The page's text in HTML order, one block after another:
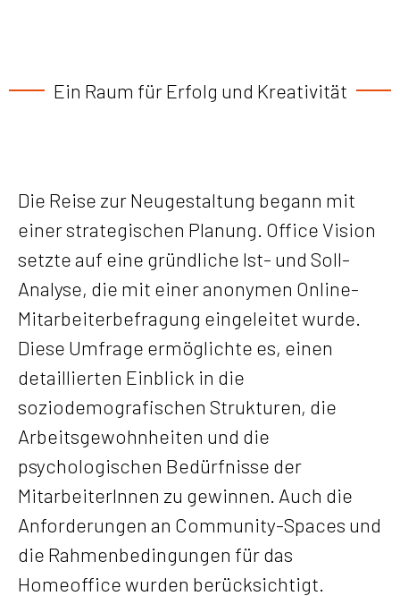
Ein Raum für Erfolg und Kreativität
Die Reise zur Neugestaltung begann mit
einer strategischen Planung. Office Vision
setzte auf eine gründliche Ist- und Soll-
Analyse, die mit einer anonymen Online-
Mitarbeiterbefragung eingeleitet wurde.
Diese Umfrage ermöglichte es, einen
detaillierten Einblick in die
soziodemografischen Strukturen, die
Arbeitsgewohnheiten und die
psychologischen Bedürfnisse der
MitarbeiterInnen zu gewinnen. Auch die
Anforderungen an Community-Spaces und
die Rahmenbedingungen für das
Homeoffice wurden berücksichtigt.